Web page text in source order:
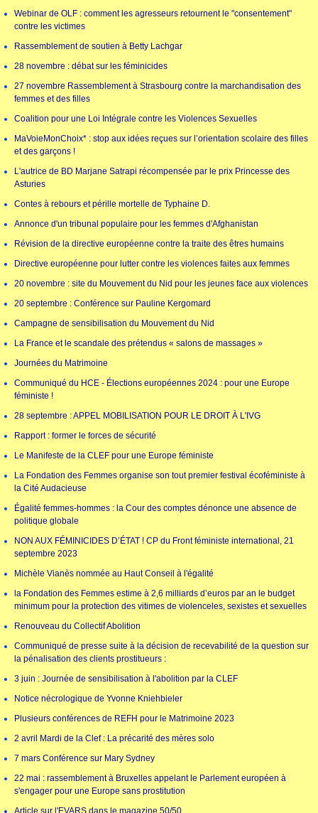
Webinar de OLF : comment les agresseurs retournent le "consentement"
contre les victimes
Rassemblement de soutien à Betty Lachgar
28 novembre : débat sur les féminicides
27 novembre Rassemblement à Strasbourg contre la marchandisation des
femmes et des filles
Coalition pour une Loi Intégrale contre les Violences Sexuelles
MaVoieMonChoix* : stop aux idées reçues sur l’orientation scolaire des filles
et des garçons !
L'autrice de BD Marjane Satrapi récompensée par le prix Princesse des
Asturies
Contes à rebours et pérille mortelle de Typhaine D.
Annonce d'un tribunal populaire pour les femmes d'Afghanistan
Révision de la directive européenne contre la traite des êtres humains
Directive européenne pour lutter contre les violences faites aux femmes
20 novembre : site du Mouvement du Nid pour les jeunes face aux violences
20 septembre : Conférence sur Pauline Kergomard
Campagne de sensibilisation du Mouvement du Nid
La France et le scandale des prétendus « salons de massages »
Journées du Matrimoine
Communiqué du HCE - Élections européennes 2024 : pour une Europe
féministe !
28 septembre : APPEL MOBILISATION POUR LE DROIT À L'IVG
Rapport : former le forces de sécurité
Le Manifeste de la CLEF pour une Europe féministe
La Fondation des Femmes organise son tout premier festival écoféministe à
la Cité Audacieuse
Égalité femmes-hommes : la Cour des comptes dénonce une absence de
politique globale
NON AUX FÉMINICIDES D’ÉTAT ! CP du Front féministe international, 21
septembre 2023
Michèle Vianès nommée au Haut Conseil à l'égalité
la Fondation des Femmes estime à 2,6 milliards d’euros par an le budget
minimum pour la protection des vitimes de violenceles, sexistes et sexuelles
Renouveau du Collectif Abolition
Communiqué de presse suite à la décision de recevabilité de la question sur
la pénalisation des clients prostitueurs :
3 juin : Journée de sensibilisation à l'abolition par la CLEF
Notice nécrologique de Yvonne Kniehbieler
Plusieurs conférences de REFH pour le Matrimoine 2023
2 avril Mardi de la Clef : La précarité des mères solo
7 mars Conférence sur Mary Sydney
22 mai : rassemblement à Bruxelles appelant le Parlement européen à
s'engager pour une Europe sans prostitution
Article sur l'EVARS dans le magazine 50/50